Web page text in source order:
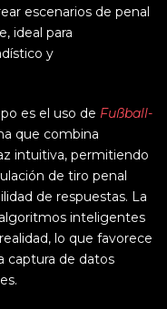
escenarios de penal
ideal para
y
es el uso de Fußball-
que combina
intuitiva, permitiendo
de tiro penal
de respuestas. La
inteligentes
lo que favorece
captura de datos